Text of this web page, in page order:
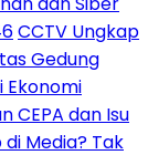
CCTV Ungkap
Gedung
Ekonomi
CEPA dan Isu
Media? Tak